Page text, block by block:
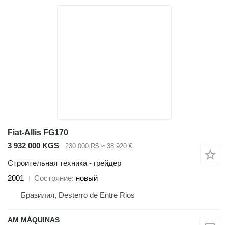
Fiat-Allis FG170
3 932 000 KGS
230 000 R$ ≈ 38 920 €
Строительная техника - грейдер
2001
Состояние новый
Бразилия, Desterro de Entre Rios
AM MÁQUINAS